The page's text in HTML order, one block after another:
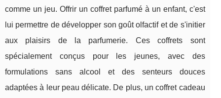
comme un jeu. Offrir un coffret parfumé à un enfant, c'est
lui permettre de développer son goût olfactif et de s'initier
aux plaisirs de la parfumerie. Ces coffrets sont
spécialement conçus pour les jeunes, avec des
formulations sans alcool et des senteurs douces
adaptées à leur peau délicate. De plus, un coffret cadeau